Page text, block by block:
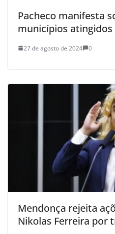
Pacheco manifesta
municípios
27 de agosto de 2024 0
Mendonça rejeita
Nikolas Ferreira por